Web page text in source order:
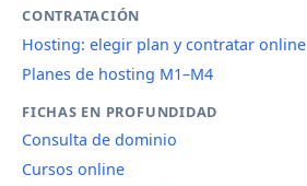
CONTRATACIÓN
Hosting: elegir plan y contratar online
Planes de hosting M1–M4
FICHAS EN PROFUNDIDAD
Consulta de dominio
Cursos online